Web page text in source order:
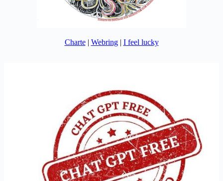
Charte| Webring| I feel lucky